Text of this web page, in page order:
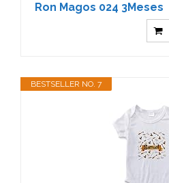
Ron Magos 024 3Meses
BESTSELLER NO. 7